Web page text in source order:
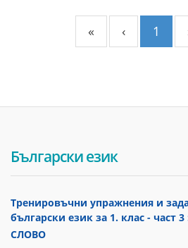
« ‹ 1
Български език
Тренировъчни упражнения и
български език за 1. клас - част
СЛОВО